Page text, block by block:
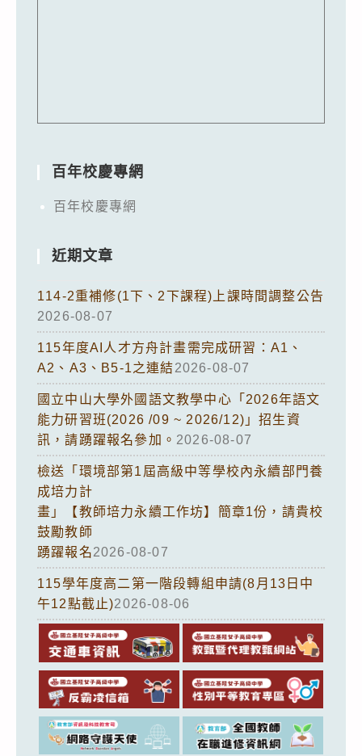
百年校慶專網
百年校慶專網
近期文章
114-2重補修(1下、2下課程)上課時間調整公告
2026-08-07
115年度AI人才方舟計畫需完成研習：A1、
A2、A3、B5-1之連結2026-08-07
國立中山大學外國語文教學中心「2026年語文
能力研習班(2026 /09 ~ 2026/12)」招生資
訊，請踴躍報名參加。 2026-08-07
檢送「環境部第1屆高級中等學校內永續部門養
成培力計
畫」【教師培力永續工作坊】簡章1份，請貴校
鼓勵教師
踴躍報名2026-08-07
115學年度高二第一階段轉組申請(8月13日中
午12點截止)2026-08-06